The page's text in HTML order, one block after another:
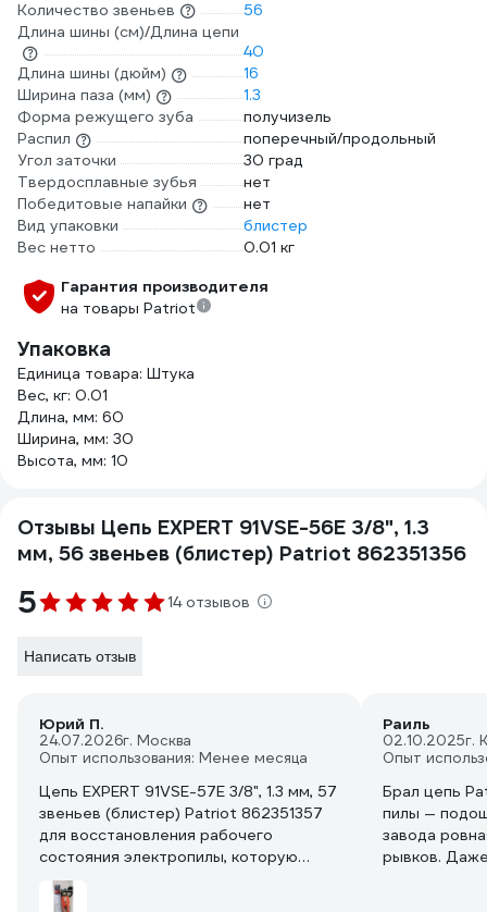
Количество звеньев
56
Длина шины (см)/Длина цепи
40
Длина шины (дюйм)
16
Ширина паза (мм)
1.3
Форма режущего зуба
получизель
Распил
поперечный/продольный
Угол заточки
30 град
Твердосплавные зубья
нет
Победитовые напайки
нет
Вид упаковки
блистер
Вес нетто
0.01 кг
Гарантия производителя
на товары Patriot
Упаковка
Единица товара: Штука
Вес, кг: 0.01
Длина, мм: 60
Ширина, мм: 30
Высота, мм: 10
Отзывы Цепь EXPERT 91VSE-56E 3/8", 1.3
мм, 56 звеньев (блистер) Patriot 862351356
5 14 отзывов
Написать отзыв
Юрий П.
24.07.2026г. Москва
Опыт использования: Менее месяца
Цепь EXPERT 91VSE-57E 3/8", 1.3 мм, 57
звеньев (блистер) Patriot 862351357
для восстановления рабочего
состояния электропилы, которую
давно похоронил. Теперь старушка
опять в строю.
Раиль
02.10.2025г.
Опыт
Брал цепь
пилы —
завода
рывков.